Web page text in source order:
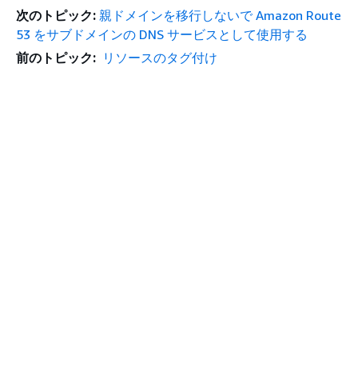
次のトピック: 親ドメインを移行しないで Amazon Route
53 をサブドメインの DNS サービスとして使用する
前のトピック: リソースのタグ付け